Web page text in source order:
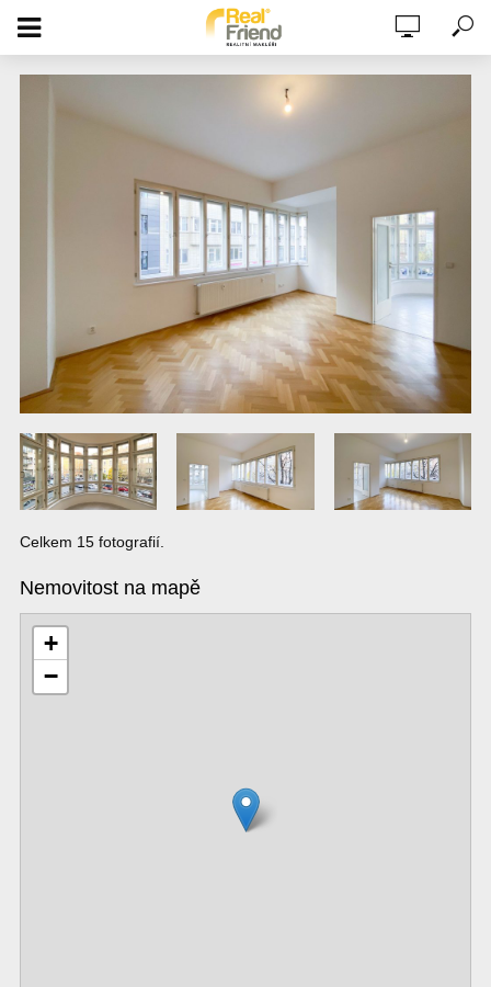
BYT 3+1+ ZIMNÍ ZAHRADA, PO
REKONSTRUKCI, 1.PATRO, 130M2, GARÁŽ,
LONDÝNSKÁ ULICE, VINOHRADY, PRAHA 2
Celkem 15 fotografií.
Nemovitost na mapě
+
−